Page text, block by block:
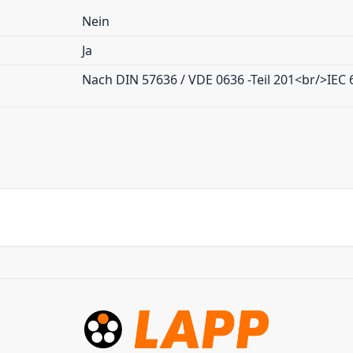
Nein
Ja
Nach DIN 57636 / VDE 0636 -Teil 201<br/